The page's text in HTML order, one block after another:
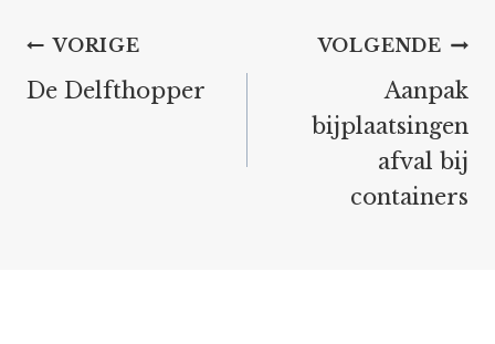
Bericht
navigatie
VORIGE
De Delfthopper
VOLGENDE
Aanpak
bijplaatsingen
afval bij
containers